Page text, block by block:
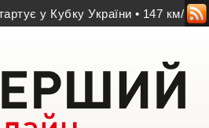
у Кубку України • 147 км/год у